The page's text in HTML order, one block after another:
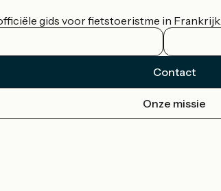
gids voor fietstoeristme in Frankrijk.
Contact
Onze missie